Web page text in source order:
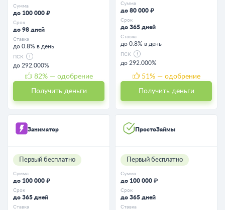
Сумма
до 100 000 ₽
Срок
до 98 дней
Ставка
до 0.8% в день
ПСК
до 292.000%
82% — одобрение
Получить деньги
Сумма
до 80 000 ₽
Срок
до 365 дней
Ставка
до 0.8% в день
ПСК
до 292.000%
51 % — одобрение
Получить деньги
Заниматор
Первый бесплатно
Сумма
до 100 000 ₽
Срок
до 365 дней
Ставка
ПростоЗаймы
Первый бесплатно
Сумма
до 100 000 ₽
Срок
до 365 дней
Ставка